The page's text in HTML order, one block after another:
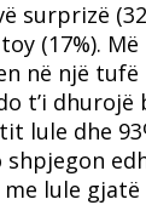
surprizë
(17%).
në një tufë
t’i dhurojë
lule dhe
shpjegon
lule